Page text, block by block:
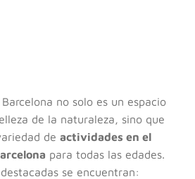
no solo es un espacio
de la naturaleza, sino que
de actividades en el
para todas las edades.
se encuentran: